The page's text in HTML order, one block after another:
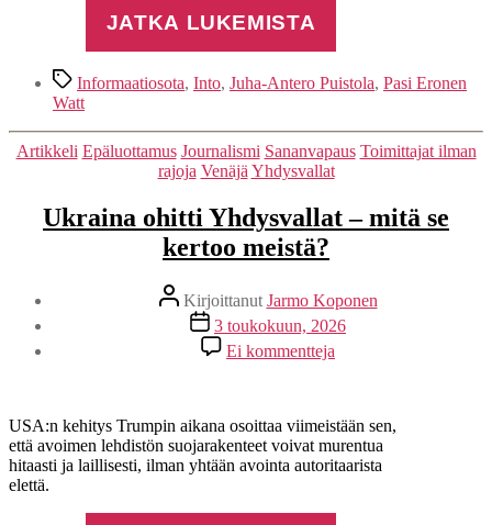
JATKA LUKEMISTA
Avainsanat
Informaatiosota, Into, Juha-Antero Puistola, Pasi Eronen
Watt
Kategoriat
Artikkeli Epäluottamus Journalismi Sananvapaus Toimittajat ilman
rajoja Venäjä Yhdysvallat
Ukraina ohitti Yhdysvallat – mitä se
kertoo meistä?
Kirjoittaja
Kirjoittanut Jarmo Koponen
Julkaisupäivämäärä
3 toukokuun, 2026
Ei kommentteja
Ukraina
–
mitä
se
USA:n kehitys Trumpin aikana osoittaa viimeistään sen,
että avoimen lehdistön suojarakenteet voivat murentua
hitaasti ja laillisesti, ilman yhtään avointa autoritaarista
elettä.